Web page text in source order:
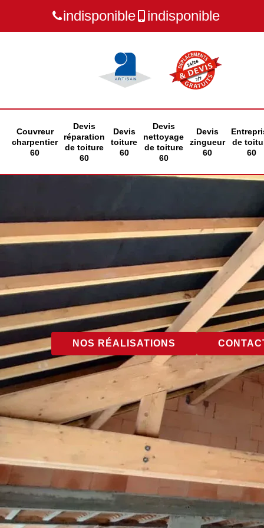
indisponible indisponible
Couvreur
charpentier
60
Devis
réparation
de toiture
60
Devis
toiture
60
Devis
nettoyage
de toiture
60
Devis
zingueur
60
de
60
NOS RÉALISATIONS